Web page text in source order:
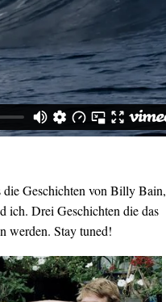
die Geschichten von Billy Bain,
ich. Drei Geschichten die das
werden. Stay tuned!